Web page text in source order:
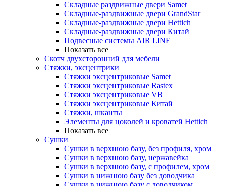
Складные раздвижные двери Samet
Складные-раздвижные двери GrandStar
Складные-раздвижные двери Hettich
Складные-раздвижные двери Китай
Подвесные системы AIR LINE
Показать все
Скотч двухсторонний для мебели
Стяжки, эксцентрики
Cтяжки эксцентриковые Samet
Стяжки эксцентриковые Rastex
Стяжки эксцентриковые VB
Стяжки эксцентриковые Китай
Стяжки, шканты
Элементы для цоколей и кроватей Hettich
Показать все
Сушки
Сушки в верхнюю базу, без профиля, хром
Сушки в верхнюю базу, нержавейка
Сушки в верхнюю базу, с профилем, хром
Сушки в нижнюю базу без доводчика